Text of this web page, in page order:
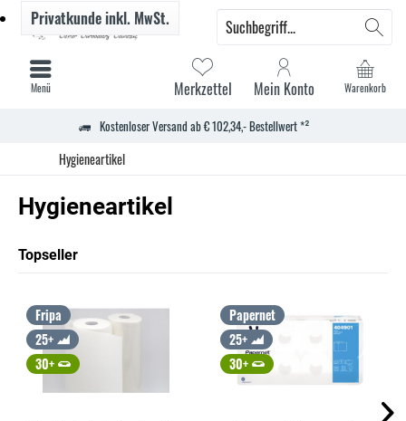
Kostenloser Versand ab € 102,34,- Bestellwert *²
Warenkorb
Merkzettel Mein Konto
Privatkundeinkl. MwSt.
Menü
Hygieneartikel
Hygieneartikel
Topseller
Fripa
25+
30+
Papernet
25+
30+